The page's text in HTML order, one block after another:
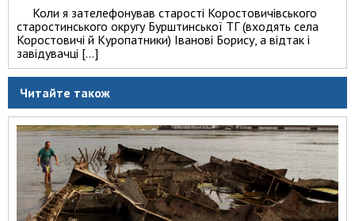
Коли я зателефонував старості Коростовичівського
старостинського округу Бурштинської ТГ (входять села
Коростовичі й Куропатники) Іванові Борису, а відтак і
завідувачці […]
Читайте також